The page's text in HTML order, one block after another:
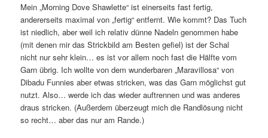
Mein „Morning Dove Shawlette“ ist einerseits fast fertig,
andererseits maximal von „fertig“ entfernt. Wie kommt? Das Tuch
ist niedlich, aber weil ich relativ dünne Nadeln genommen habe
(mit denen mir das Strickbild am Besten gefiel) ist der Schal
nicht nur sehr klein… es ist vor allem noch fast die Hälfte vom
Garn übrig. Ich wollte von dem wunderbaren „Maravillosa“ von
Dibadu Funnies aber etwas stricken, was das Garn möglichst gut
nutzt. Also… werde ich das wieder auftrennen und was anderes
draus stricken. (Außerdem überzeugt mich die Randlösung nicht
so recht… aber das nur am Rande.)